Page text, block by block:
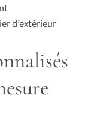
d’extérieur